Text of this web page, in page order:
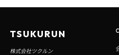
TSUKURUN
株式会社ツクルン